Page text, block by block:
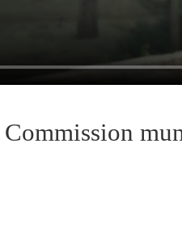
Commission